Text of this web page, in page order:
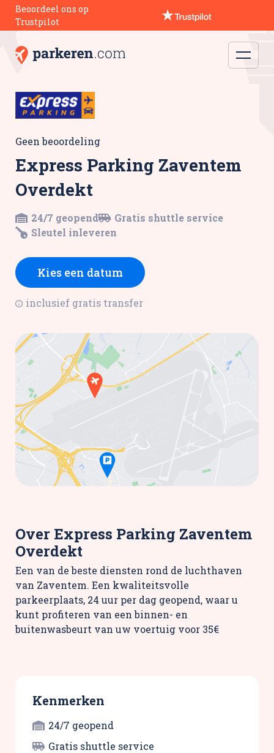
Beoordeel ons op
Trustpilot
Geen beoordeling
Express Parking Zaventem
Overdekt
24/7 geopend
Gratis shuttle service
Sleutel inleveren
Kies een datum
inclusief gratis transfer
Over Express Parking Zaventem
Overdekt
Een van de beste diensten rond de luchthaven
van Zaventem. Een kwaliteitsvolle
parkeerplaats, 24 uur per dag geopend, waar u
kunt profiteren van een binnen- en
buitenwasbeurt van uw voertuig voor 35€
Kenmerken
24/7 geopend
Gratis shuttle service